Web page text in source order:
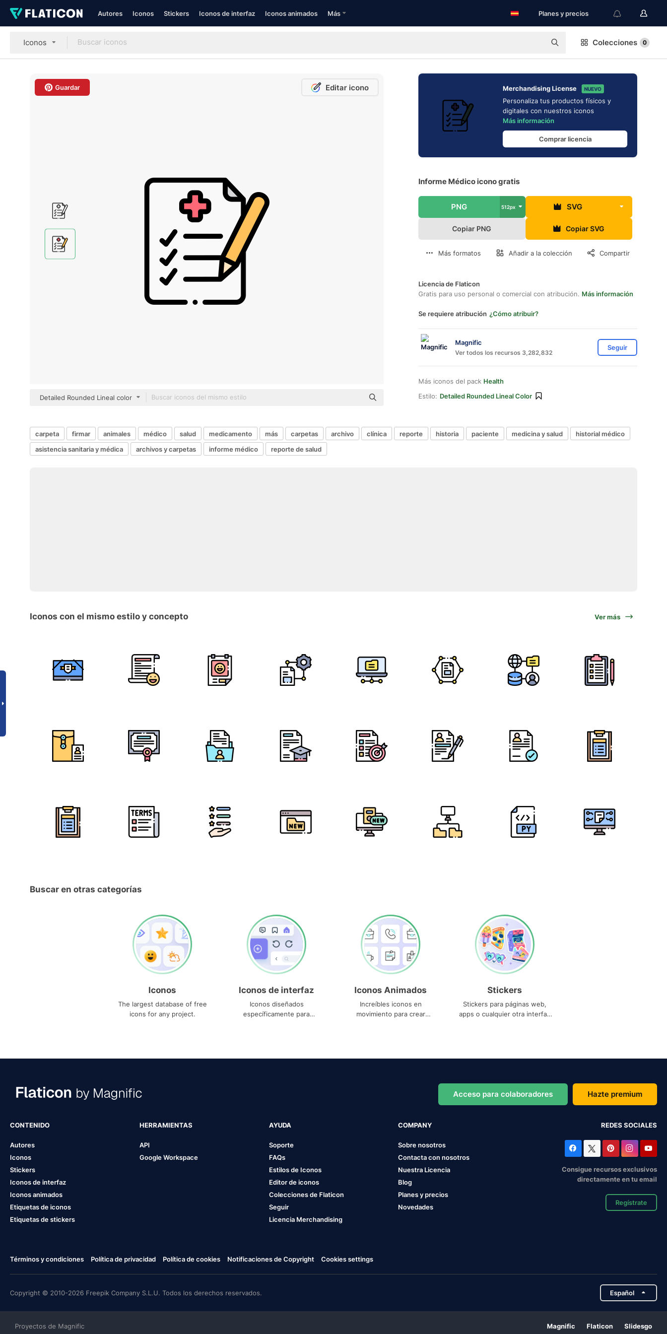
Autores Iconos Stickers Iconos de interfaz Iconos animados Más Planes y precios
Iconos Colecciones 0
Guardar Editar icono
Detailed Rounded Lineal color
Merchandising License NUEVO
Personaliza tus productos físicos y
digitales con nuestros iconos
Más información
Comprar licencia
Informe Médico icono gratis
PNG 512px SVG
Copiar PNG Copiar SVG
Más formatos Añadir a la colección Compartir
Licencia de Flaticon
Gratis para uso personal o comercial con atribución. Más información
Se requiere atribución ¿Cómo atribuir?
Magnific
Ver todos los recursos 3,282,832
Seguir
Más iconos del pack Health
Estilo: Detailed Rounded Lineal Color
carpeta firmar animales médico salud medicamento más carpetas archivo clínica reporte historia paciente medicina y salud
historial médico
asistencia sanitaria y médica
archivos y carpetas informe médico reporte de salud
Iconos con el mismo estilo y concepto Ver más
Buscar en otras categorías
Iconos
The largest database of free
icons for any project.
Iconos de interfaz
Iconos diseñados
específicamente para
Iconos Animados
Increíbles iconos en
movimiento para crear
Stickers
Stickers para páginas web,
apps o cualquier otra interfaz
Acceso para colaboradores Hazte premium
CONTENIDO
Autores
Iconos
Stickers
Iconos de interfaz
Iconos animados
Etiquetas de iconos
Etiquetas de stickers
HERRAMIENTAS
API
Google Workspace
AYUDA
Soporte
FAQs
Estilos de Iconos
Editor de iconos
Colecciones de Flaticon
Seguir
Licencia Merchandising
COMPANY
Sobre nosotros
Contacta con nosotros
Nuestra Licencia
Blog
Planes y precios
Novedades
REDES SOCIALES
Consigue recursos exclusivos
directamente en tu email
Regístrate
Términos y condiciones Política de privacidad Política de cookies Notificaciones de Copyright Cookies settings
Copyright © 2010-2026 Freepik Company S.L.U. Todos los derechos reservados. Español
Proyectos de Magnific Magnific Flaticon Slidesgo